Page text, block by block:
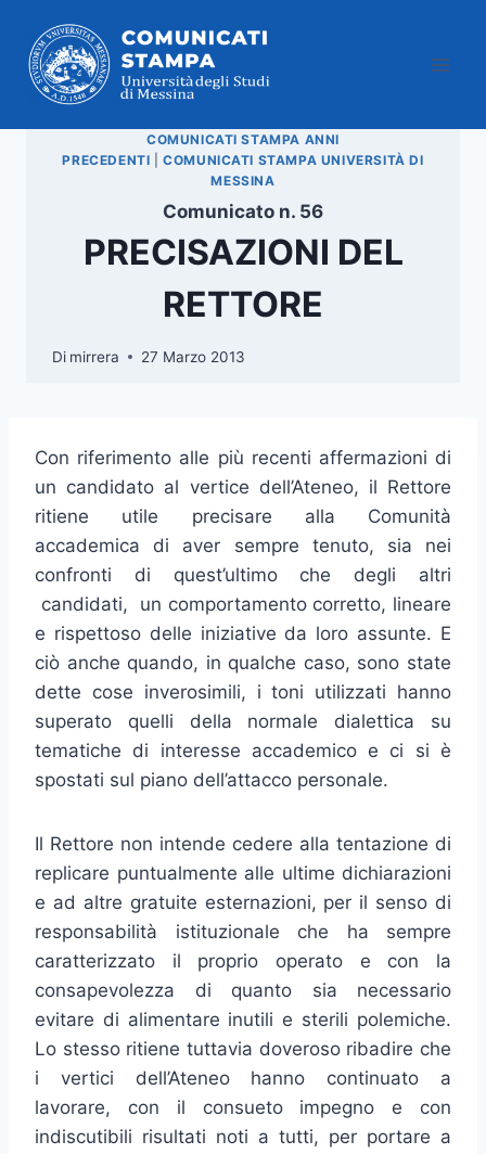
contenuto
COMUNICATI STAMPA ANNI
PRECEDENTI |COMUNICATI STAMPA UNIVERSITÀ DI
MESSINA
Comunicato n. 56
PRECISAZIONI DEL
RETTORE
Di mirrera 27 Marzo 2013
Con riferimento alle più recenti affermazioni di
un candidato al vertice dell’Ateneo, il Rettore
ritiene utile precisare alla Comunità
accademica di aver sempre tenuto, sia nei
confronti di quest’ultimo che degli altri
candidati, un comportamento corretto, lineare
e rispettoso delle iniziative da loro assunte. E
ciò anche quando, in qualche caso, sono state
dette cose inverosimili, i toni utilizzati hanno
superato quelli della normale dialettica su
tematiche di interesse accademico e ci si è
spostati sul piano dell’attacco personale.
Il Rettore non intende cedere alla tentazione di
replicare puntualmente alle ultime dichiarazioni
e ad altre gratuite esternazioni, per il senso di
responsabilità istituzionale che ha sempre
caratterizzato il proprio operato e con la
consapevolezza di quanto sia necessario
evitare di alimentare inutili e sterili polemiche.
Lo stesso ritiene tuttavia doveroso ribadire che
i vertici dell’Ateneo hanno continuato a
lavorare, con il consueto impegno e con
indiscutibili risultati noti a tutti, per portare a